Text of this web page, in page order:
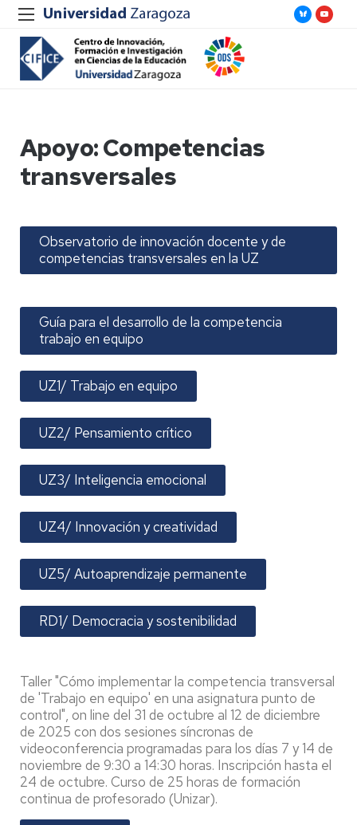
Apoyo: Competencias
transversales
Observatorio de innovación docente y de
competencias transversales en la UZ
Guía para el desarrollo de la competencia
trabajo en equipo
UZ1/ Trabajo en equipo
UZ2/ Pensamiento crítico
UZ3/ Inteligencia emocional
UZ4/ Innovación y creatividad
UZ5/ Autoaprendizaje permanente
RD1/ Democracia y sostenibilidad
Taller "Cómo implementar la competencia transversal
de 'Trabajo en equipo' en una asignatura punto de
control", on line del 31 de octubre al 12 de diciembre
de 2025 con dos sesiones síncronas de
videoconferencia programadas para los días 7 y 14 de
noviembre de 9:30 a 14:30 horas. Inscripción hasta el
24 de octubre. Curso de 25 horas de formación
continua de profesorado (Unizar).